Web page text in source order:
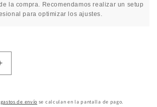
la compra. Recomendamos realizar un setup
para optimizar los ajustes.
Aumentar
Coilover
gastos de envío se calculan en la pantalla de pago.